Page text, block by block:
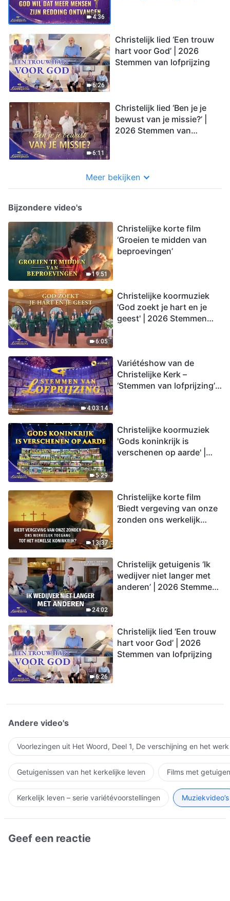
4:36
6:26
Christelijk lied ‘Een trouw
hart voor God’ | 2026
Stemmen van lofprijzing
6:11
Christelijk lied ‘Ben je je
bewust van je missie?’ |
2026 Stemmen van
Meer bekijken
Bijzondere video's
19:51
Christelijke korte film
‘Groeien te midden van
beproevingen’
6:05
Christelijke koormuziek
'God zoekt je hart en je
geest' | 2026 Stemmen
4:03:14
Variétéshow van de
Christelijke Kerk –
‘Stemmen van lofprijzing’,
5:29
Christelijke koormuziek
'Gods koninkrijk is
verschenen op aarde' |
13:37
Christelijke korte film
‘Biedt vergeving van onze
zonden ons werkelijk
24:02
Christelijk getuigenis ‘Ik
wedijver niet langer met
anderen’ | 2026 Stemmen
6:26
Christelijk lied ‘Een trouw
hart voor God’ | 2026
Stemmen van lofprijzing
Andere video's
Voorlezingen uit Het Woord, Deel 1, De verschijning en het
Getuigenissen van het kerkelijke leven Films met
Kerkelijk leven – serie variétévoorstellingen Muziekvideo’s
Geef een reactie